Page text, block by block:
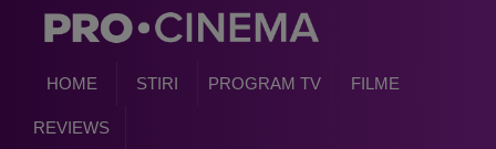
HOME STIRI PROGRAM TV FILME
REVIEWS